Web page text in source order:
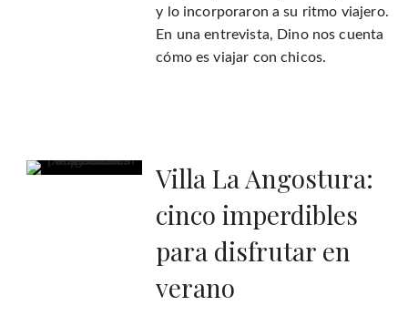
y lo incorporaron a su ritmo viajero.
En una entrevista, Dino nos cuenta
cómo es viajar con chicos.
Villa La Angostura:
cinco imperdibles
para disfrutar en
verano